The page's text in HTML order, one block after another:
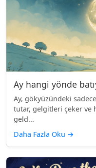
Ay hangi yönde
Ay, gökyüzündeki
tutar, gelgitleri çeker ve
geld...
Daha Fazla Oku →